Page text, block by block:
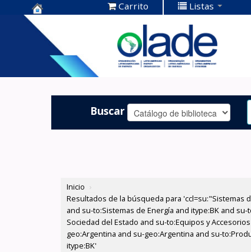
Centro de
Documentación
OLADE -
Carrito Listas
Buscar
Inicio ›
Resultados de la búsqueda para 'ccl=su:"Sistemas
and su-to:Sistemas de Energía and itype:BK and
Sociedad del Estado and su-to:Equipos y
geo:Argentina and su-geo:Argentina and su-
itype:BK'